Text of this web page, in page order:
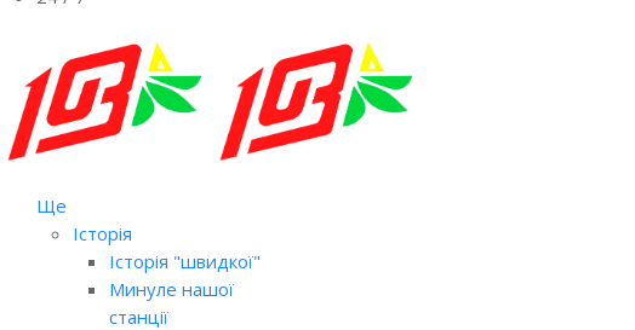
Ще
Історія
Історія "швидкої"
Минуле нашої
станції